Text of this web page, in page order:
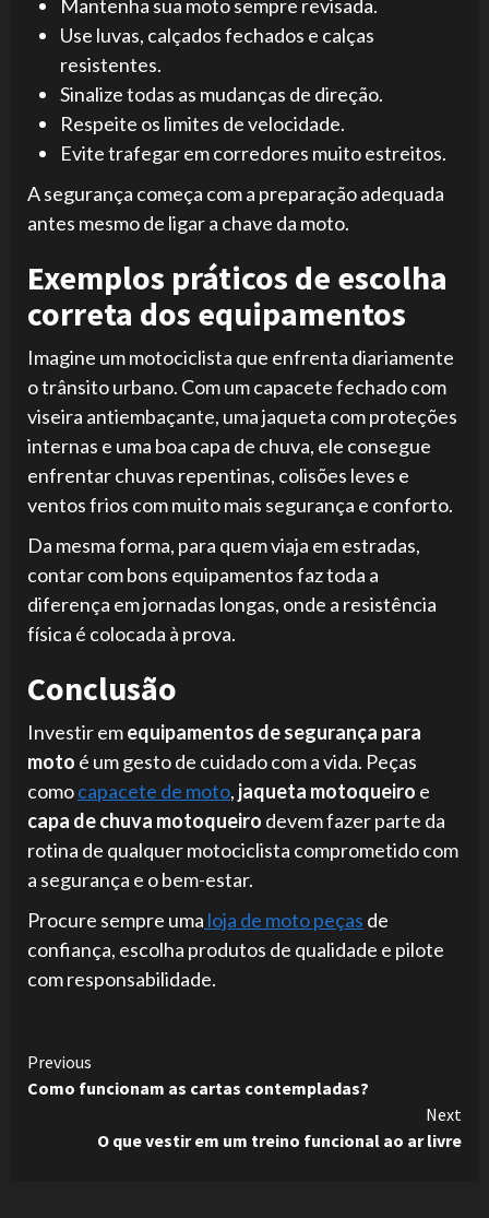
Mantenha sua moto sempre revisada.
Use luvas, calçados fechados e calças
resistentes.
Sinalize todas as mudanças de direção.
Respeite os limites de velocidade.
Evite trafegar em corredores muito estreitos.
A segurança começa com a preparação adequada
antes mesmo de ligar a chave da moto.
Exemplos práticos de escolha
correta dos equipamentos
Imagine um motociclista que enfrenta diariamente
o trânsito urbano. Com um capacete fechado com
viseira antiembaçante, uma jaqueta com proteções
internas e uma boa capa de chuva, ele consegue
enfrentar chuvas repentinas, colisões leves e
ventos frios com muito mais segurança e conforto.
Da mesma forma, para quem viaja em estradas,
contar com bons equipamentos faz toda a
diferença em jornadas longas, onde a resistência
física é colocada à prova.
Conclusão
Investir emequipamentos de segurança para
moto é um gesto de cuidado com a vida. Peças
comocapacete de moto, jaqueta motoqueiro e
capa de chuva motoqueiro devem fazer parte da
rotina de qualquer motociclista comprometido com
a segurança e o bem-estar.
Procure sempre uma loja de moto peças de
confiança, escolha produtos de qualidade e pilote
com responsabilidade.
Continue
Reading
Previous
Como funcionam as cartas contempladas?
Next
O que vestir em um treino funcional ao ar livre